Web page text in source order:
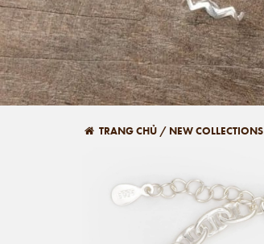
TRANG CHỦ / NEW COLLECTIONS